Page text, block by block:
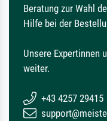
Beratung zur Wahl
Hilfe bei der
Unsere Expertinnen
weiter.
+43 4257 29415